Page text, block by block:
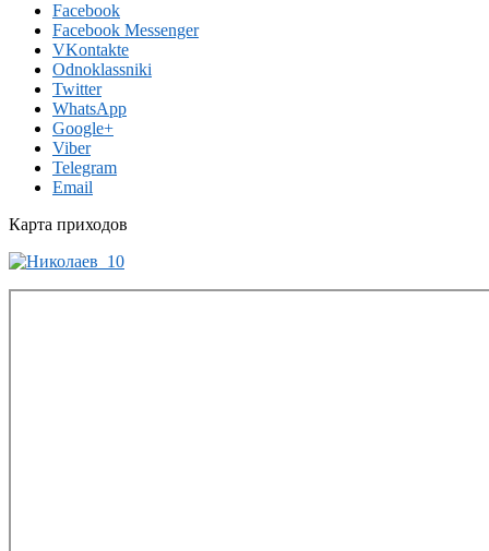
Facebook
Facebook Messenger
VKontakte
Odnoklassniki
Twitter
WhatsApp
Google+
Viber
Telegram
Email
Карта приходов